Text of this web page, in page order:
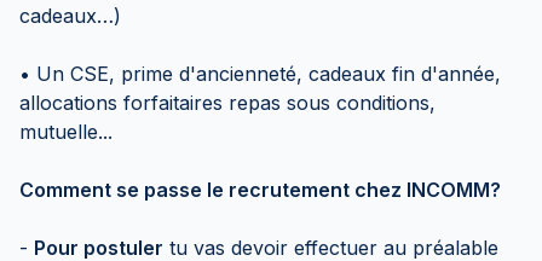
cadeaux…)
• Un CSE, prime d'ancienneté, cadeaux fin d'année,
allocations forfaitaires repas sous conditions,
mutuelle...
Comment se passe le recrutement chez INCOMM?
- Pour postuler tu vas devoir effectuer au préalable